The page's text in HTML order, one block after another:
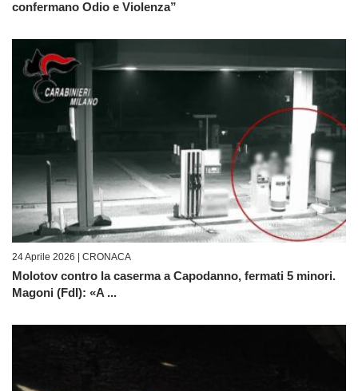
confermano Odio e Violenza”
24 Aprile 2026 | CRONACA
Molotov contro la caserma a Capodanno, fermati 5 minori.
Magoni (FdI): «A ...